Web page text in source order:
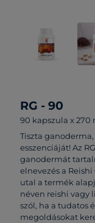
RG - 90
90 kapszula x 270
Tiszta
esszenciáját! Az
ganodermát
elnevezés a
utal a termék
néven reishi vagy
szól, ha a tudatos
megoldásokat